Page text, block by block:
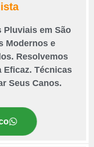
Pluviais em São
Modernos e
Resolvemos
Eficaz. Técnicas
Seus Canos.